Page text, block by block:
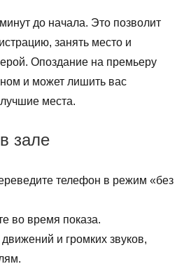
до начала. Это позволит
занять место и
Опоздание на премьеру
и может лишить вас
места.
зале
телефон в режим «без
во время показа.
движений и громких звуков,